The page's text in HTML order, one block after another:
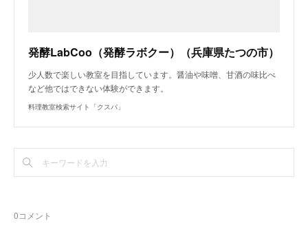
発酵LabCoo（発酵ラボクー）（兵庫県たつの市）
少人数で楽しい教室を目指しています。醤油や味噌、甘酒の味比べ
など他ではできない体験ができます。
料理教室検索サイト「クスパ」
0コメント